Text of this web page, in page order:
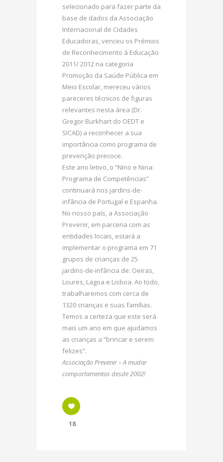
selecionado para fazer parte da
base de dados da Associação
Internacional de Cidades
Educadoras, venceu os Prémios
de Reconhecimento à Educação
2011/ 2012 na categoria
Promoção da Saúde Pública em
Meio Escolar, mereceu vários
pareceres técnicos de figuras
relevantes nesta área (Dr.
Gregor Burkhart do OEDT e
SICAD) a reconhecer a sua
importância como programa de
prevenção precoce.
Este ano letivo, o “Nino e Nina:
Programa de Competências”
continuará nos jardins-de-
infância de Portugal e Espanha.
No nosso país, a Associação
Prevenir, em parceria com as
entidades locais, estará a
implementar o programa em 71
grupos de crianças de 25
jardins-de-infância de: Oeiras,
Loures, Lagoa e Lisboa. Ao todo,
trabalharemos com cerca de
1320 crianças e suas famílias.
Temos a certeza que este será
mais um ano em que ajudamos
as crianças a “brincar e serem
felizes”.
Associação Prevenir – A mudar
comportamentos desde 2002!
18